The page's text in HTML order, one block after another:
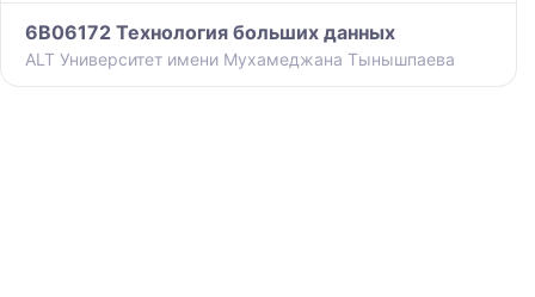
6B06172 Технология больших данных
ALT Университет имени Мухамеджана Тынышпаева